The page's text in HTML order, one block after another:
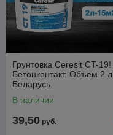
Грунтовка Ceresit CT-19!
Бетонконтакт. Объем 2 л.
Беларусь.
В наличии
39,50 руб.